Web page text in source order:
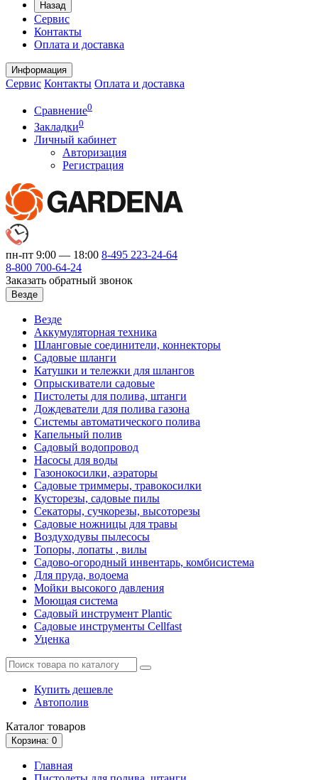
Назад
Сервис
Контакты
Оплата и доставка
Информация
Сервис Контакты Оплата и доставка
Сравнение0
Закладки0
Личный кабинет
Авторизация
Регистрация
пн-пт 9:00 — 18:00 8-495 223-24-64
8-800 700-64-24
Заказать обратный звонок
Везде
Везде
Аккумуляторная техника
Шланговые соединители, коннекторы
Садовые шланги
Катушки и тележки для шлангов
Опрыскиватели садовые
Пистолеты для полива, штанги
Дождеватели для полива газона
Системы автоматического полива
Капельный полив
Садовый водопровод
Насосы для воды
Газонокосилки, аэраторы
Садовые триммеры, травокосилки
Кусторезы, садовые пилы
Секаторы, сучкорезы, высоторезы
Садовые ножницы для травы
Воздуходувы пылесосы
Топоры, лопаты , вилы
Садово-огородный инвентарь, комбисистема
Для пруда, водоема
Мойки высокого давления
Моющая система
Садовый инструмент Plantic
Садовые инструменты Cellfast
Уценка
Купить дешевле
Автополив
Каталог товаров
Корзина: 0
Главная